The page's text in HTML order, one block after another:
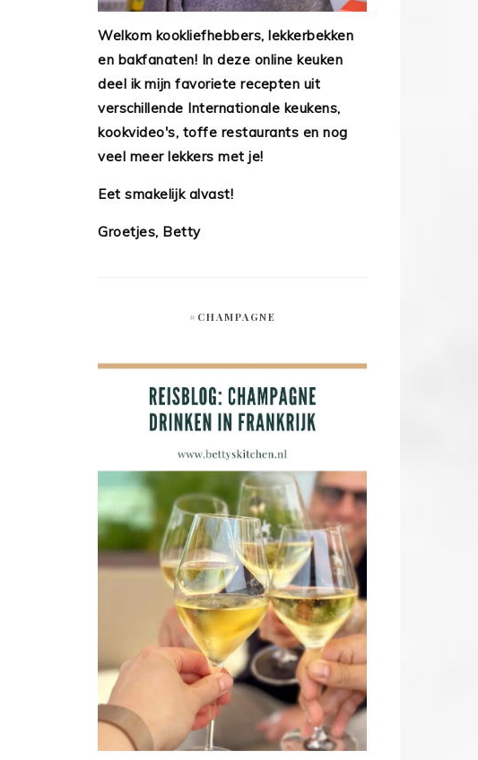
Welkom kookliefhebbers, lekkerbekken
en bakfanaten! In deze online keuken
deel ik mijn favoriete recepten uit
verschillende Internationale keukens,
kookvideo's, toffe restaurants en nog
veel meer lekkers met je!
Eet smakelijk alvast!
Groetjes, Betty
#CHAMPAGNE